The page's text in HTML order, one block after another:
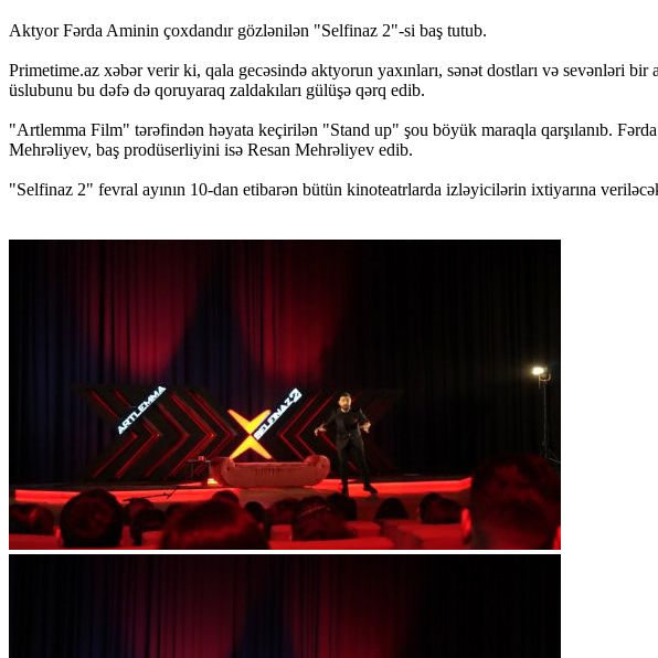
Aktyor Fərda Aminin çoxdandır gözlənilən "Selfinaz 2"-si baş tutub.
Primetime.az xəbər verir ki, qala gecəsində aktyorun yaxınları, sənət dostları və sevənləri
üslubunu bu dəfə də qoruyaraq zaldakıları gülüşə qərq edib.
"Artlemma Film" tərəfindən həyata keçirilən "Stand up" şou böyük maraqla qarşılanıb.
Mehrəliyev, baş prodüserliyini isə Resan Mehrəliyev edib.
"Selfinaz 2" fevral ayının 10-dan etibarən bütün kinoteatrlarda izləyicilərin ixtiyarına